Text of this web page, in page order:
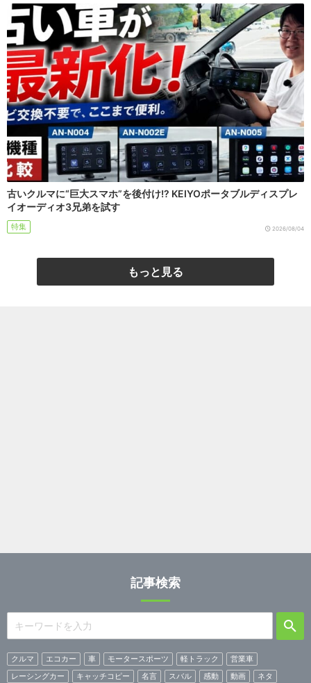
古いクルマに“巨大スマホ”を後付け!? KEIYOポータブルディスプレ
イオーディオ3兄弟を試す
特集 2026/08/04
もっと見る
記事検索
クルマ エコカー 車 モータースポーツ 軽トラック
営業車
レーシングカー
キャッチコピー 名言 スバル 感動 動画
ネタ